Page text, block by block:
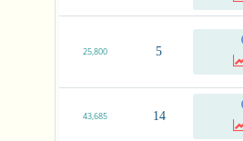
5
25,800
14
43,685